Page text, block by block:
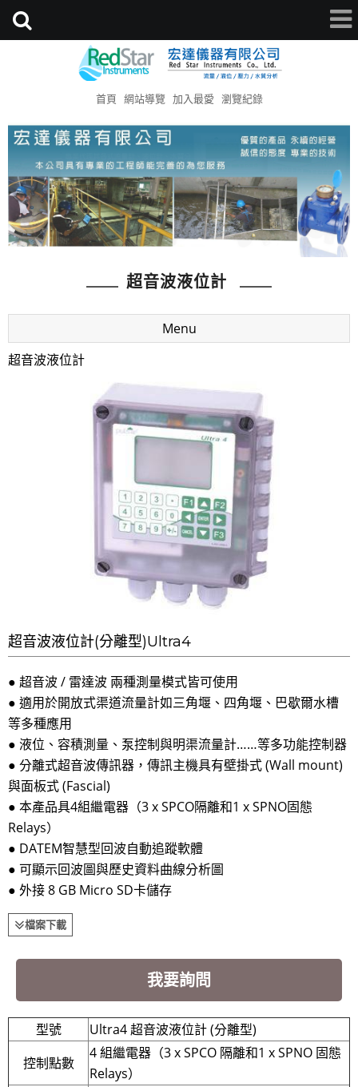
首頁 網站導覽 加入最愛 瀏覽紀錄
超音波液位計
Menu
超音波液位計
超音波液位計(分離型)Ultra4
● 超音波 / 雷達波 兩種測量模式皆可使用
● 適用於開放式渠道流量計如三角堰、四角堰、巴歇爾水槽
等多種應用
● 液位、容積測量、泵控制與明渠流量計……等多功能控制器
● 分離式超音波傳訊器，傳訊主機具有壁掛式 (Wall mount)
與面板式 (Fascial)
● 本產品具4組繼電器（3 x SPCO隔離和1 x SPNO固態
Relays）
● DATEM智慧型回波自動追蹤軟體
● 可顯示回波圖與歷史資料曲線分析圖
● 外接 8 GB Micro SD卡儲存
檔案下載
我要詢問
型號
Ultra4 超音波液位計 (分離型)
控制點數
4 組繼電器（3 x SPCO 隔離和1 x SPNO 固態
Relays）